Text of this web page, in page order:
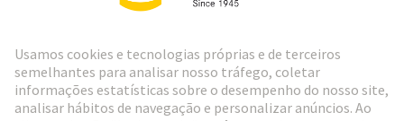
Social Media